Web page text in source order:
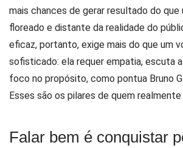
mais chances de gerar resultado do que
floreado e distante da realidade do
eficaz, portanto, exige mais do que um
sofisticado: ela requer empatia, escuta
foco no propósito, como pontua Bruno
Esses são os pilares de quem
Falar bem é conquistar